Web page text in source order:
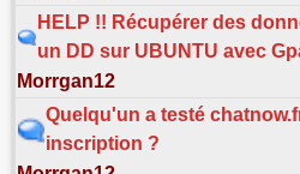
HELP !! Récupérer des
un DD sur UBUNTU avec
Morrgan12
Quelqu'un a testé
inscription ?